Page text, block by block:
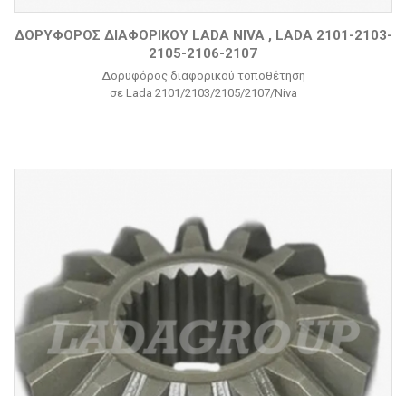
ΔΟΡΥΦΌΡΟΣ ΔΙΑΦΟΡΙΚΟΎ LADA NIVA , LADA 2101-2103-
2105-2106-2107
Δορυφόρος διαφορικού τοποθέτηση
σε Lada 2101/2103/2105/2107/Niva